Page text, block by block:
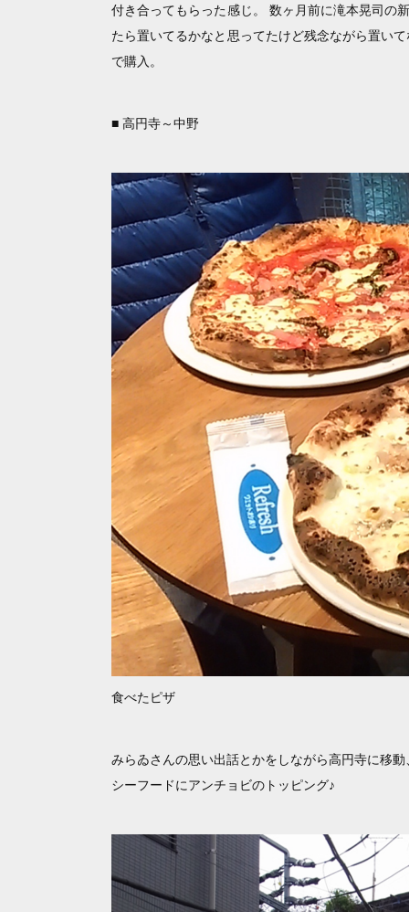
付き合ってもらった感じ。 数ヶ月前に滝本晃司の
たら置いてるかなと思ってたけど残念ながら置い
で購入。
■ 高円寺～中野
食べたピザ
みらゐさんの思い出話とかをしながら高円寺に移
シーフードにアンチョビのトッピング♪